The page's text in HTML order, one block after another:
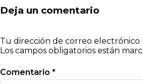
Deja un comentario
Tu dirección de correo electrónico
Los campos obligatorios están
Comentario *